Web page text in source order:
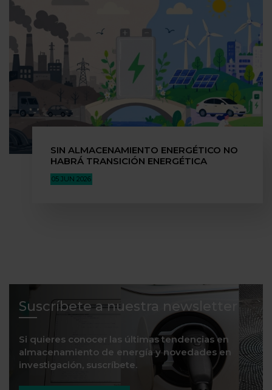
SIN ALMACENAMIENTO ENERGÉTICO NO
HABRÁ TRANSICIÓN ENERGÉTICA
05 JUN 2026
Suscríbete a nuestra newsletter
Si quieres conocer las últimas tendencias en
almacenamiento de energía y novedades en
investigación, suscríbete.